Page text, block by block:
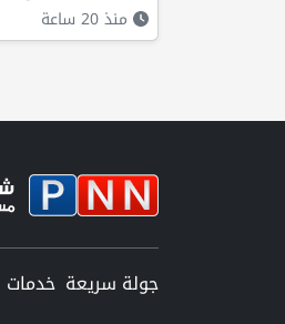
منذ 20 ساعة
جولة سريعة خدمات